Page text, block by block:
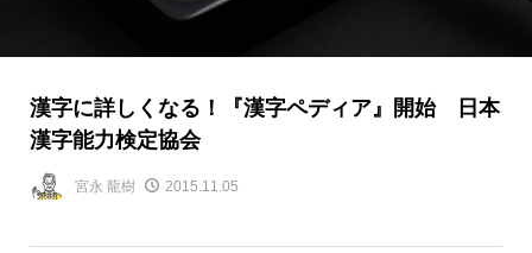
漢字に詳しくなる！『漢字ペディア』開始 日本
漢字能力検定協会
宮永 龍樹 2015.11.05